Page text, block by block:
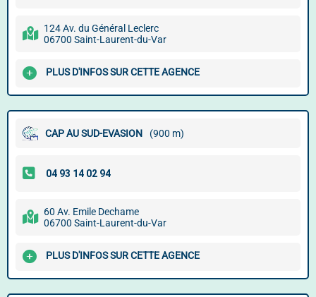
124 Av. du Général Leclerc
06700 Saint-Laurent-du-Var
PLUS D'INFOS SUR CETTE AGENCE
CAP AU SUD-EVASION (900 m)
60 Av. Emile Dechame
06700 Saint-Laurent-du-Var
PLUS D'INFOS SUR CETTE AGENCE